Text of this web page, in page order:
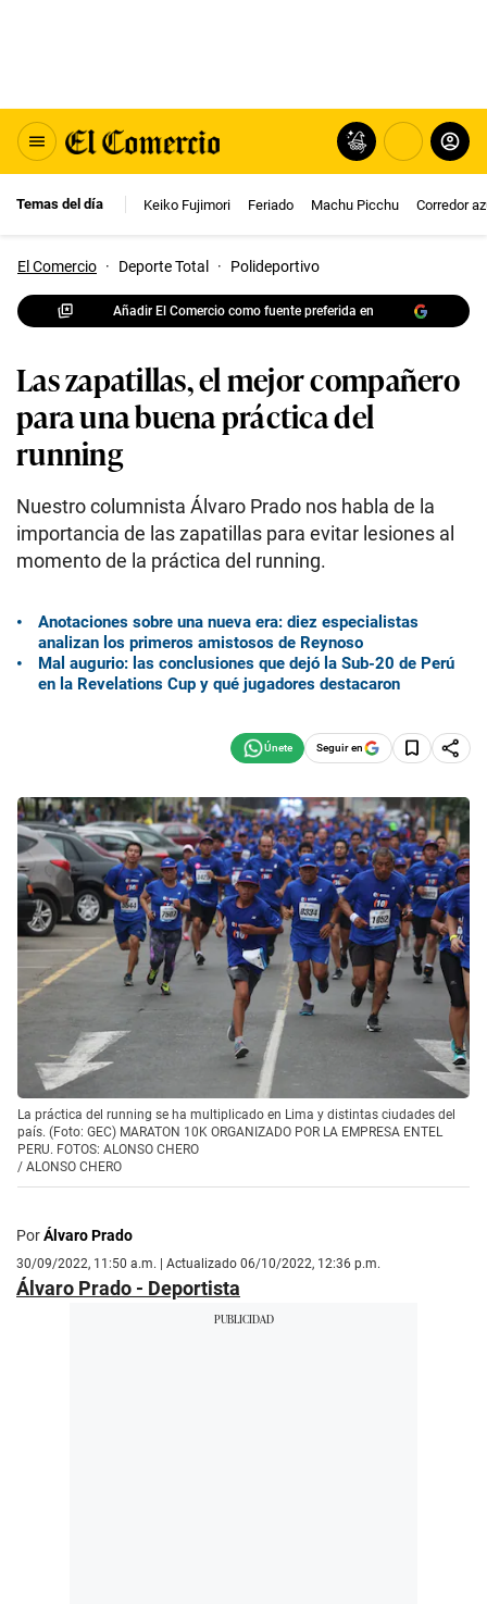
Temas del día Keiko Fujimori Feriado Machu Picchu Corredor
El Comercio · Deporte Total · Polideportivo
Añadir El Comercio como fuente preferida en
Las zapatillas, el mejor compañero
para una buena práctica del
running
Nuestro columnista Álvaro Prado nos habla de la
importancia de las zapatillas para evitar lesiones al
momento de la práctica del running.
Anotaciones sobre una nueva era: diez especialistas
analizan los primeros amistosos de Reynoso
Mal augurio: las conclusiones que dejó la Sub-20 de Perú
en la Revelations Cup y qué jugadores destacaron
Seguir en
La práctica del running se ha multiplicado en Lima y distintas ciudades del
país. (Foto: GEC) MARATON 10K ORGANIZADO POR LA EMPRESA ENTEL
PERU. FOTOS: ALONSO CHERO
/ ALONSO CHERO
PorÁlvaro Prado
30/09/2022, 11:50 a.m. | Actualizado 06/10/2022, 12:36 p.m.
Álvaro Prado - Deportista